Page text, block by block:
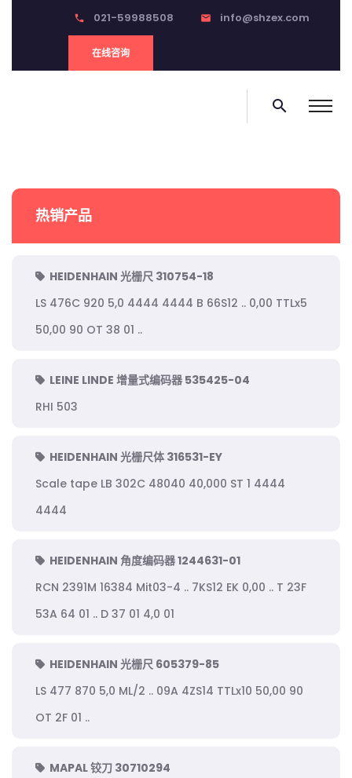
phone 021-59988508 email info@shzex.com
在线咨询
search
热销产品
HEIDENHAIN 光栅尺 310754-18
LS 476C 920 5,0 4444 4444 B 66S12 .. 0,00 TTLx5
50,00 90 OT 38 01 ..
LEINE LINDE 增量式编码器 535425-04
RHI 503
HEIDENHAIN 光栅尺体 316531-EY
Scale tape LB 302C 48040 40,000 ST 1 4444
4444
HEIDENHAIN 角度编码器 1244631-01
RCN 2391M 16384 Mit03-4 .. 7KS12 EK 0,00 .. T 23F
53A 64 01 .. D 37 01 4,0 01
HEIDENHAIN 光栅尺 605379-85
LS 477 870 5,0 ML/2 .. 09A 4ZS14 TTLx10 50,00 90
OT 2F 01 ..
MAPAL 铰刀 30710294